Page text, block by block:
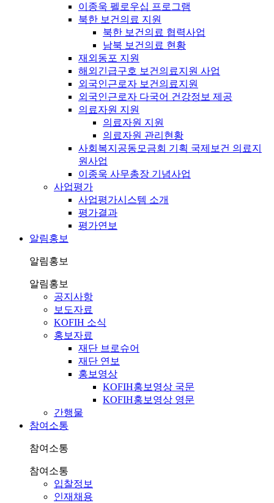
이종욱 펠로우십 프로그램
북한 보건의료 지원
북한 보건의료 협력사업
남북 보건의료 현황
재외동포 지원
해외긴급구호 보건의료지원 사업
외국인근로자 보건의료지원
외국인근로자 다국어 건강정보 제공
의료자원 지원
의료자원 지원
의료자원 관리현황
사회복지공동모금회 기획 국제보건 의료지
원사업
이종욱 사무총장 기념사업
사업평가
사업평가시스템 소개
평가결과
평가연보
알림홍보
알림홍보
알림홍보
공지사항
보도자료
KOFIH 소식
홍보자료
재단 브로슈어
재단 연보
홍보영상
KOFIH홍보영상 국문
KOFIH홍보영상 영문
간행물
참여소통
참여소통
참여소통
입찰정보
인재채용